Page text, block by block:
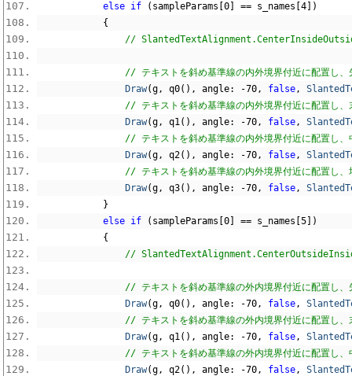
else if ( sampleParams 0 == s_names 4 ])
{
// SlantedTextAlignment.CenterInsideOutside
// テキストを斜め基準線の内外境界付近に配置し
Draw(g, q0(), angle: -70, false,
// テキストを斜め基準線の内外境界付近に配置し
Draw(g, q1(), angle: -70, false,
// テキストを斜め基準線の内外境界付近に配置し
Draw(g, q2(), angle: -70, false,
// テキストを斜め基準線の内外境界付近に配置し
Draw(g, q3(), angle: -70, false,
}
else if ( sampleParams 0 == s_names 5 ])
{
// SlantedTextAlignment.CenterOutsideInside
// テキストを斜め基準線の外内境界付近に配置し
Draw(g, q0(), angle: -70, false,
// テキストを斜め基準線の外内境界付近に配置し
Draw(g, q1(), angle: -70, false,
// テキストを斜め基準線の外内境界付近に配置し
Draw(g, q2(), angle: -70, false,